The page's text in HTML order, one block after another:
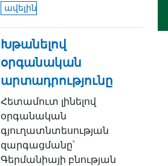
ավելին
Խթանելով
օրգանական
արտադրությունը
Հետամուտ լինելով
օրգանական
գյուղատնտեսության
զարգացմանը՝
Գերմանիայի բնության